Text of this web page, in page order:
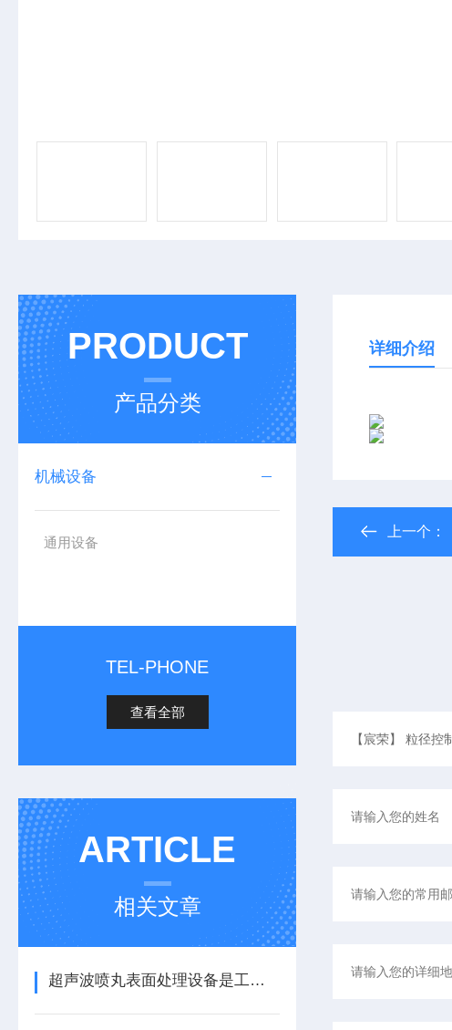
PRODUCT
产品分类
机械设备
通用设备
TEL-PHONE
查看全部
ARTICLE
相关文章
超声波喷丸表面处理设备是工艺与应用介绍
详细介绍
上一个：